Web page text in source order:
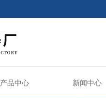
产品中心 新闻中心